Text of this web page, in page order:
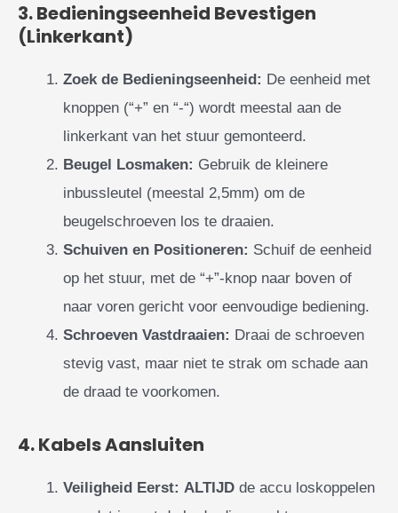
3. Bedieningseenheid Bevestigen
(Linkerkant)
Zoek de Bedieningseenheid: De eenheid met
knoppen (“+” en “-“) wordt meestal aan de
linkerkant van het stuur gemonteerd.
Beugel Losmaken: Gebruik de kleinere
inbussleutel (meestal 2,5mm) om de
beugelschroeven los te draaien.
Schuiven en Positioneren: Schuif de eenheid
op het stuur, met de “+”-knop naar boven of
naar voren gericht voor eenvoudige bediening.
Schroeven Vastdraaien: Draai de schroeven
stevig vast, maar niet te strak om schade aan
de draad te voorkomen.
4. Kabels Aansluiten
Veiligheid Eerst: ALTIJD de accu loskoppelen